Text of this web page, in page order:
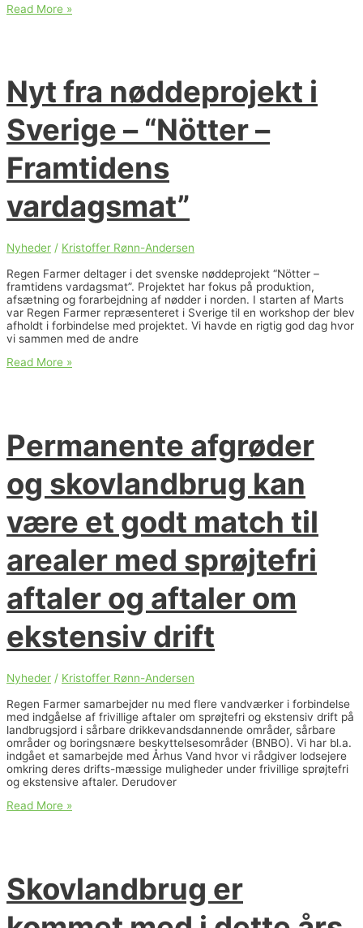
Kurser,
2025
Read More »
Nyt fra nøddeprojekt i
Sverige – “Nötter –
Framtidens
vardagsmat”
Nyheder / Kristoffer Rønn-Andersen
Regen Farmer deltager i det svenske nøddeprojekt “Nötter –
framtidens vardagsmat”. Projektet har fokus på produktion,
afsætning og forarbejdning af nødder i norden. I starten af Marts
var Regen Farmer repræsenteret i Sverige til en workshop der blev
afholdt i forbindelse med projektet. Vi havde en rigtig god dag hvor
vi sammen med de andre
Nyt
“Nötter
vardagsmat”
Read More »
Permanente afgrøder
og skovlandbrug kan
være et godt match til
arealer med sprøjtefri
aftaler og aftaler om
ekstensiv drift
Nyheder / Kristoffer Rønn-Andersen
Regen Farmer samarbejder nu med flere vandværker i forbindelse
med indgåelse af frivillige aftaler om sprøjtefri og ekstensiv drift på
landbrugsjord i sårbare drikkevandsdannende områder, sårbare
områder og boringsnære beskyttelsesområder (BNBO). Vi har bl.a.
indgået et samarbejde med Århus Vand hvor vi rådgiver lodsejere
omkring deres drifts-mæssige muligheder under frivillige sprøjtefri
og ekstensive aftaler. Derudover
Permanente
et
godt
Read More »
Skovlandbrug er